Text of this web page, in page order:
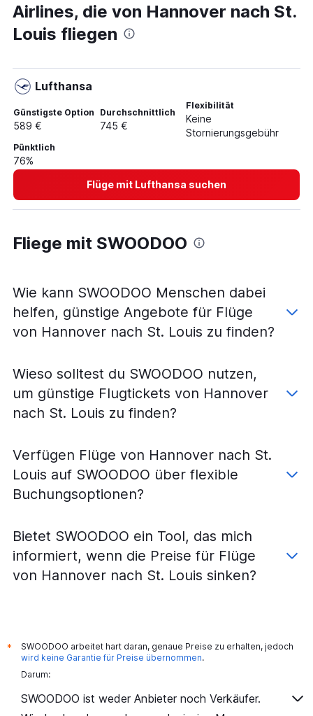
Flüge von Hannover nach Springfield
Flüge von Stuttgart nach Kansas City
Flüge von Berlin nach St. Louis
Flüge von Hamburg nach Springfield
Flüge von Nürnberg nach St. Louis
Flüge von Leipzig nach Kansas City
Flüge von Dresden nach Kansas City
Flüge von Köln nach Kansas City
Flüge von Berlin nach Kansas City
Flüge von Nürnberg nach Kansas City
Flüge von Dresden nach St. Louis
Flüge von Dortmund nach Kansas City
Flüge von Dortmund nach St. Louis
Flüge von Bremen nach Kansas City
Airlines, die von Hannover nach St.
Louis fliegen
Lufthansa
Günstigste Option
589 €
Durchschnittlich
745 €
Flexibilität
Keine
Stornierungsgebühr
Pünktlich
76%
Flüge mit Lufthansa suchen
Fliege mit SWOODOO
Wie kann SWOODOO Menschen dabei
helfen, günstige Angebote für Flüge
von Hannover nach St. Louis zu finden?
Wieso solltest du SWOODOO nutzen,
um günstige Flugtickets von Hannover
nach St. Louis zu finden?
Verfügen Flüge von Hannover nach St.
Louis auf SWOODOO über flexible
Buchungsoptionen?
Bietet SWOODOO ein Tool, das mich
informiert, wenn die Preise für Flüge
von Hannover nach St. Louis sinken?
*
SWOODOO arbeitet hart daran, genaue Preise zu erhalten, jedoch
wird keine Garantie für Preise übernommen.
Darum:
SWOODOO ist weder Anbieter noch Verkäufer.